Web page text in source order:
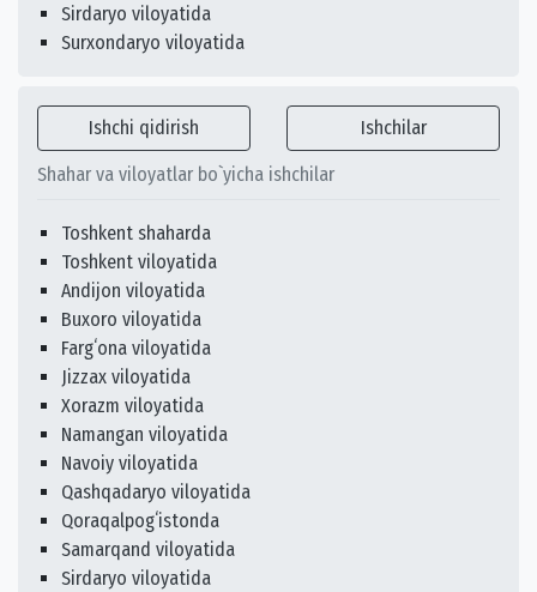
Sirdaryo viloyatida
Surxondaryo viloyatida
Ishchi qidirish Ishchilar
Shahar va viloyatlar bo`yicha ishchilar
Toshkent shaharda
Toshkent viloyatida
Andijon viloyatida
Buxoro viloyatida
Fargʻona viloyatida
Jizzax viloyatida
Xorazm viloyatida
Namangan viloyatida
Navoiy viloyatida
Qashqadaryo viloyatida
Qoraqalpogʻistonda
Samarqand viloyatida
Sirdaryo viloyatida